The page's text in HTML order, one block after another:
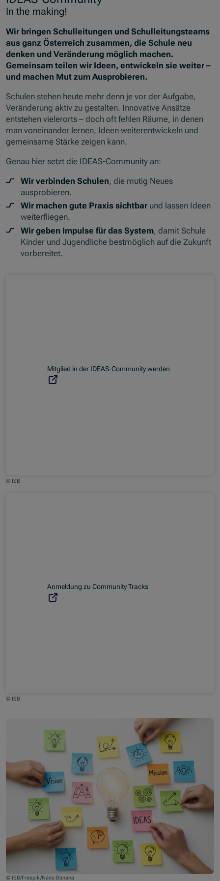
In the making!
Wir bringen Schulleitungen und Schulleitungsteams
aus ganz Österreich zusammen, die Schule neu
denken und Veränderung möglich machen.
Gemeinsam teilen wir Ideen, entwickeln sie weiter –
und machen Mut zum Ausprobieren.
Schulen stehen heute mehr denn je vor der Aufgabe,
Veränderung aktiv zu gestalten. Innovative Ansätze
entstehen vielerorts – doch oft fehlen Räume, in denen
man voneinander lernen, Ideen weiterentwickeln und
gemeinsame Stärke zeigen kann.
Genau hier setzt die IDEAS-Community an:
Wir verbinden Schulen, die mutig Neues
ausprobieren.
Wir machen gute Praxis sichtbarund lassen Ideen
weiterfliegen.
Wir geben Impulse für das System, damit Schule
Kinder und Jugendliche bestmöglich auf die Zukunft
vorbereitet.
Mitglied in der IDEAS-Community werden
(Opens in new window)
© ISB
Anmeldung zu Community Tracks
(Opens in new window)
© ISB
© ISB/Freepik/Nano Banana